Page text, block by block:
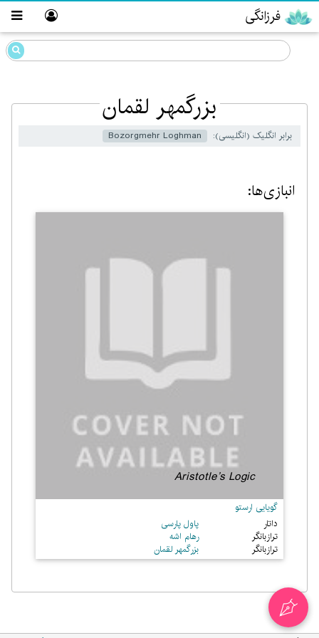
فرزانگی
بزرگمهر لقمان
برابر انگلیک (انگلیسی): Bozorgmehr Loghman
انبازی‌ها:
Aristotle’s Logic
گویایی ارستو
داتار
پاول پارسی
ترازبانگر
رهام اشه
ترازبانگر
بزرگمهر لقمان